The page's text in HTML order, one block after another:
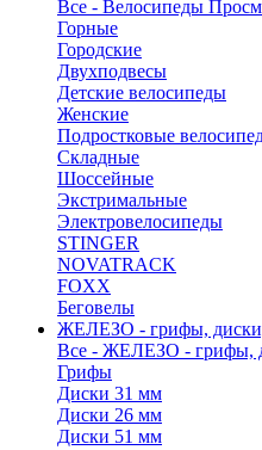
Все - Велосипеды
Горные
Городские
Двухподвесы
Детские велосипеды
Женские
Подростковые
Складные
Шоссейные
Экстримальные
Электровелосипеды
STINGER
NOVATRACK
FOXX
Беговелы
ЖЕЛЕЗО - грифы, диски,
Все - ЖЕЛЕЗО - грифы,
Грифы
Диски 31 мм
Диски 26 мм
Диски 51 мм